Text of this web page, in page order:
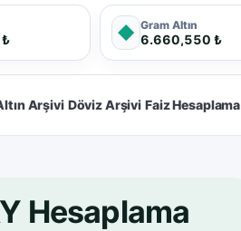
◆ Gram Altın
6.660,550 ₺
Arşivi Döviz Arşivi Faiz Hesaplama
Hesaplama